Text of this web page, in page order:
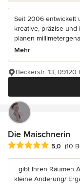
Seit 2006 entwickelt
kreative, präzise
planen
Mehr
Beckerstr. 13, 09120
Die Maischnerin
Durchschnittliche
5,0 (10
...gibt Ihren Räumen
kleine Änderung/